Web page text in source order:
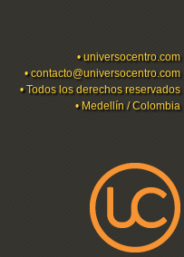
•universocentro.com
•contacto@universocentro.com
• Todos los derechos reservados
• Medellín / Colombia